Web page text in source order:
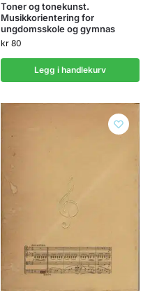
Toner og tonekunst.
Musikkorientering for
ungdomsskole og gymnas
kr 80
Legg i handlekurv